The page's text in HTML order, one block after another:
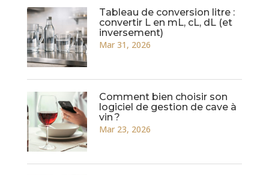
Tableau de conversion litre :
convertir L en mL, cL, dL (et
inversement)
Mar 31, 2026
Comment bien choisir son
logiciel de gestion de cave à
vin ?
Mar 23, 2026